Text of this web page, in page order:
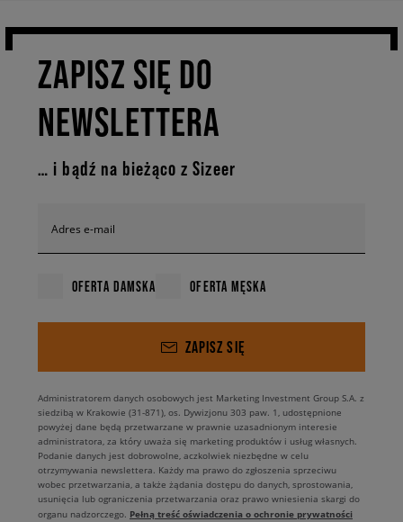
ZAPISZ SIĘ DO
NEWSLETTERA
… i bądź na bieżąco z Sizeer
Adres e-mail
OFERTA DAMSKA OFERTA MĘSKA
ZAPISZ SIĘ
Administratorem danych osobowych jest Marketing Investment Group S.A. z
siedzibą w Krakowie (31-871), os. Dywizjonu 303 paw. 1, udostępnione
powyżej dane będą przetwarzane w prawnie uzasadnionym interesie
administratora, za który uważa się marketing produktów i usług własnych.
Podanie danych jest dobrowolne, aczkolwiek niezbędne w celu
otrzymywania newslettera. Każdy ma prawo do zgłoszenia sprzeciwu
wobec przetwarzania, a także żądania dostępu do danych, sprostowania,
usunięcia lub ograniczenia przetwarzania oraz prawo wniesienia skargi do
organu nadzorczego. Pełną treść oświadczenia o ochronie prywatności